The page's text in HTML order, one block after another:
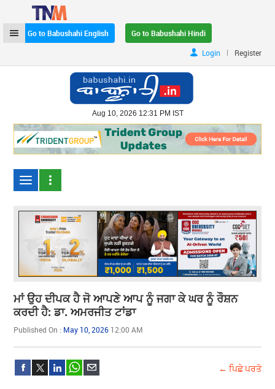
Go to Babushahi English
Go to Babushahi Hindi
Login
| Register
Aug 10, 2026 12:31 PM IST
ਮਾਂ ਉਹ ਦੀਪਕ ਹੈ ਜੋ ਆਪਣੇ ਆਪ ਨੂੰ ਜਗਾ ਕੇ ਘਰ ਨੂੰ ਰੌਸ਼ਨ
ਕਰਦੀ ਹੈ: ਡਾ. ਅਮਰਜੀਤ ਟਾਂਡਾ
Published On : May 10, 2026 12:00 AM
← ਪਿਛੇ ਪਰਤੋ